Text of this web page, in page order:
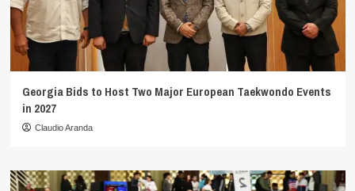
Georgia Bids to Host Two Major European Taekwondo Events
in 2027
Claudio Aranda